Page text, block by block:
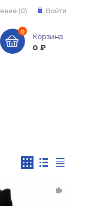
(0) Войти
0
Корзина
0 ₽